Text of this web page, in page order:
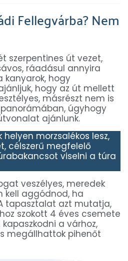
Fellegvárba? Nem
szerpentines út vezet,
ráadásul annyira
kanyarok, hogy
hogy az út mellett
másrészt nem is
úgyhogy
ajánlunk.
helyen morzsalékos lesz,
célszerű megfelelő
viselni a túra
veszélyes, meredek
kell aggódnod, ha
tapasztalat azt mutatja,
szokott 4 éves csemete
a várhoz,
megállhattok pihenőt